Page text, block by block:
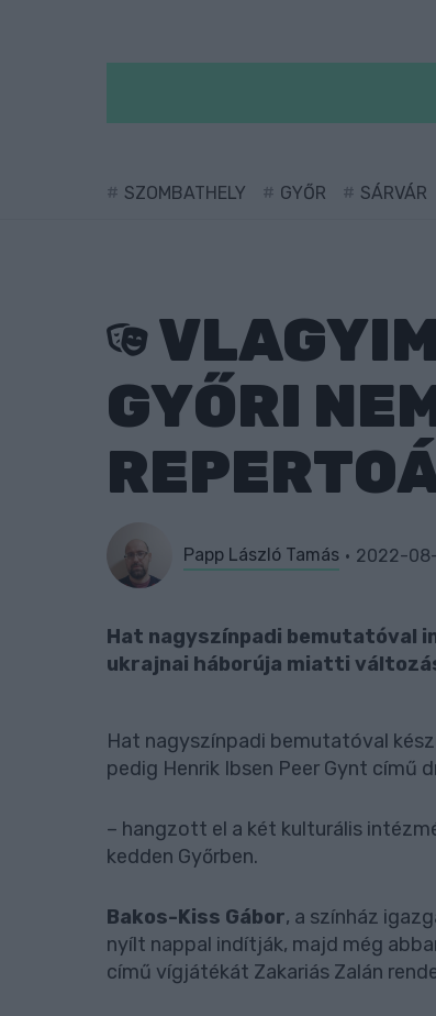
SZOMBATHELY GYŐR SÁRVÁR
GYŐRI
Papp László Tamás 2022-
Hat nagyszínpadi bemutatóval
ukrajnai háborúja miatti
Hat nagyszínpadi bemutatóval
pedig Henrik Ibsen Peer Gynt
– hangzott el a két kulturális
kedden Győrben.
Bakos-Kiss Gábor, a színház
nyílt nappal indítják, majd még
című vígjátékát Zakariás Zalán